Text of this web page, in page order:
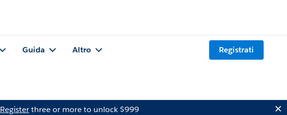
Guida Altro Registrati
Registerthree or more to unlock $999